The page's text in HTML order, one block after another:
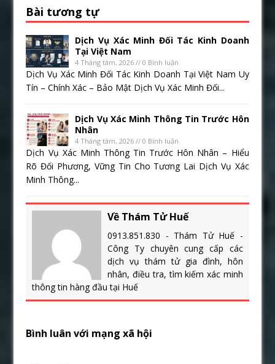
Bài tương tự
Dịch Vụ Xác Minh Đối Tác Kinh Doanh
Tại Việt Nam
4 Tháng tám, 2026 // 0 Bình luận
Dịch Vụ Xác Minh Đối Tác Kinh Doanh Tại Việt Nam Uy
Tín – Chính Xác – Bảo Mật Dịch Vụ Xác Minh Đối...
Dịch Vụ Xác Minh Thông Tin Trước Hôn
Nhân
4 Tháng tám, 2026 // 0 Bình luận
Dịch Vụ Xác Minh Thông Tin Trước Hôn Nhân – Hiểu
Rõ Đối Phương, Vững Tin Cho Tương Lai Dịch Vụ Xác
Minh Thông...
Về Thám Tử Huế
0913.851.830 - Thám Tử Huế -
Công Ty chuyên cung cấp các
dịch vụ thám tử gia đình, hôn
nhân, điều tra, tìm kiếm xác minh
thông tin hàng đầu tại Huế
Bình luân với mạng xã hội